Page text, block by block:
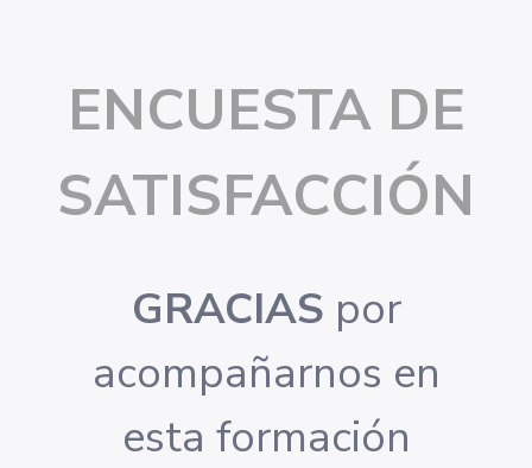
ENCUESTA DE
SATISFACCIÓN
GRACIAS por
acompañarnos en
esta formación